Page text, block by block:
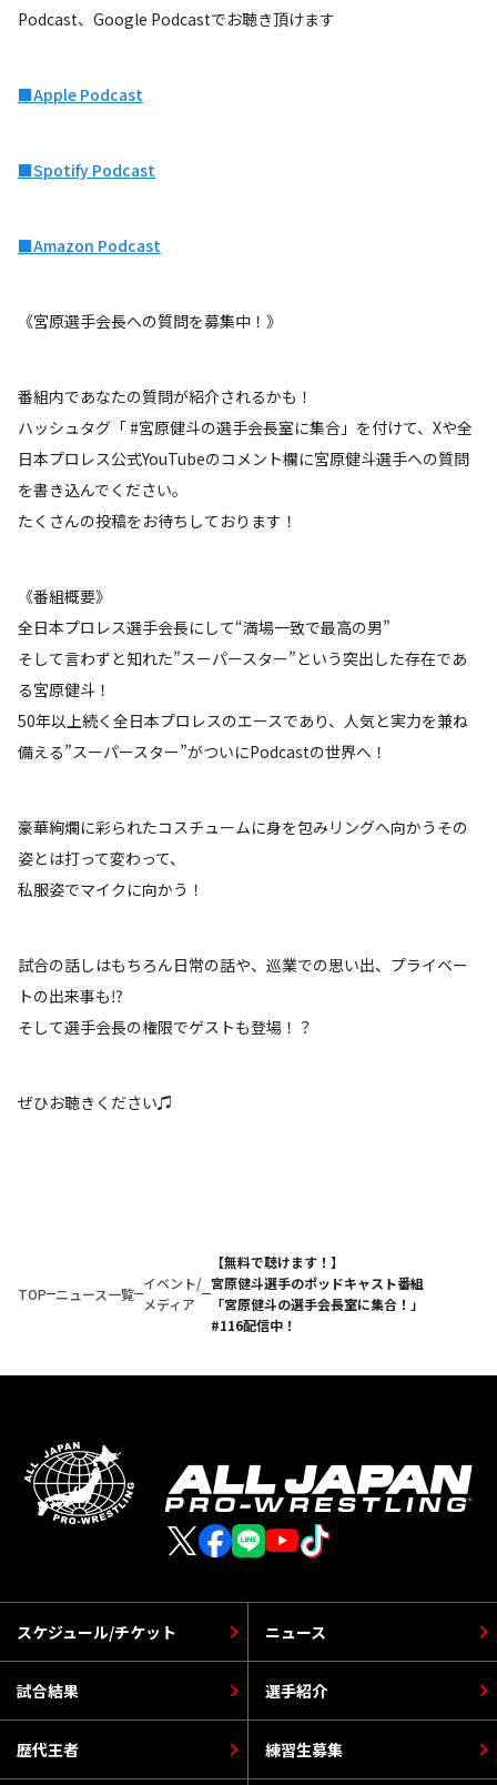
Podcast、Google Podcastでお聴き頂けます
■Apple Podcast
■Spotify Podcast
■Amazon Podcast
《宮原選手会長への質問を募集中！》
番組内であなたの質問が紹介されるかも！
ハッシュタグ「 #宮原健斗の選手会長室に集合」を付けて、Xや全
日本プロレス公式YouTubeのコメント欄に宮原健斗選手への質問
を書き込んでください。
たくさんの投稿をお待ちしております！
《番組概要》
全日本プロレス選手会長にして“満場一致で最高の男”
そして言わずと知れた”スーパースター”という突出した存在であ
る宮原健斗！
50年以上続く全日本プロレスのエースであり、人気と実力を兼ね
備える”スーパースター”がついにPodcastの世界へ！
豪華絢爛に彩られたコスチュームに身を包みリングへ向かうその
姿とは打って変わって、
私服姿でマイクに向かう！
試合の話しはもちろん日常の話や、巡業での思い出、プライベー
トの出来事も⁉
そして選手会長の権限でゲストも登場！？
ぜひお聴きください♫
TOP ニュース一覧
イベント/
メディア
【無料で聴けます！】
宮原健斗選手のポッドキャスト番組
「宮原健斗の選手会長室に集合！」
#116配信中！
スケジュール/チケット
選手紹介
ニュース
歴代王者
試合結果
練習生募集